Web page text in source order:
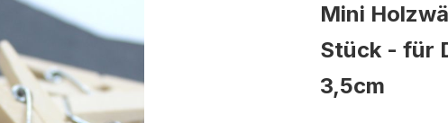
Mini
Stück - für
3,5cm